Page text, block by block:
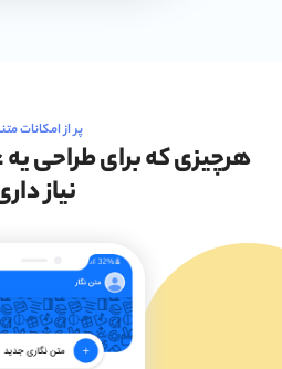
پر از امکانات
هرچیزی که برای طراحی
نیاز